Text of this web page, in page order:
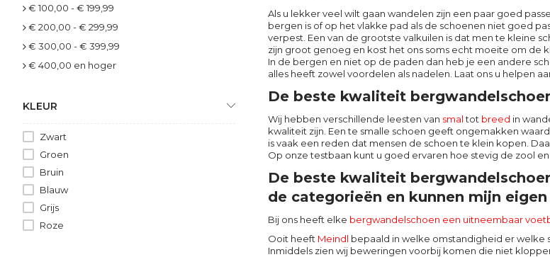
Als u lekker veel wilt gaan wandelen zijn een paar goed
bergen is of op het vlakke pad als de schoenen niet goed
verpest. Een van de grootste valkuilen is dat men te kleine
zijn groot genoeg en kost het ons soms echt moeite om de
In de bergen en niet op de paden dan heb je een andere
alles heeft zowel voordelen als nadelen. Laat ons u helpen
De beste kwaliteit
Wij hebben verschillende leesten van smaltot breed in
kwaliteit zijn. Een te smalle schoen geeft ongemakken
is vaak een reden dat mensen de schoen te klein kopen.
Op onze testbaan kunt u goed ervaren hoe stevig de zool
De beste kwaliteit
de categorieën en kunnen mijn
Bij ons heeft elke bergwandelschoen een uitneembaar
Ooit heeft Meindl bepaald in welke omstandigheid er
Inmiddels zien wij beweringen voorbij komen die niet
€ 100,00 -€ 199,99
€ 200,00 -€ 299,99
€ 300,00 -€ 399,99
€ 400,00 en hoger
KLEUR
Zwart
Groen
Bruin
Blauw
Grijs
Roze